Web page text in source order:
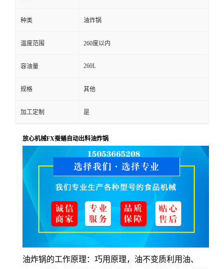
种类 油炸锅
温度范围 260度以内
容油量 260L
规格 其他
加工定制 是
放心机械FX蚕蛹自动出料油炸锅
油炸锅的工作原理：巧用原理，油不变质利用油、